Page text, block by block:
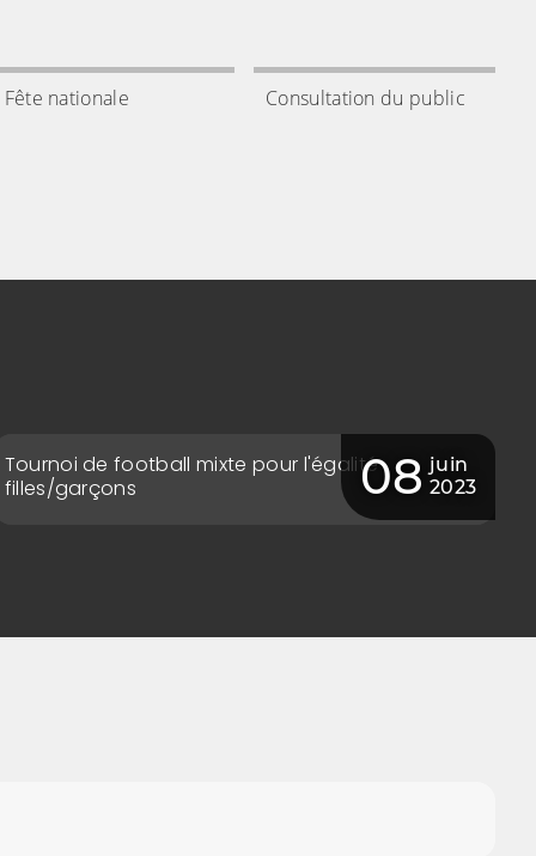
Fête nationale Consultation du public
08 juin
2023
Tournoi de football mixte pour l'égalité
filles/garçons